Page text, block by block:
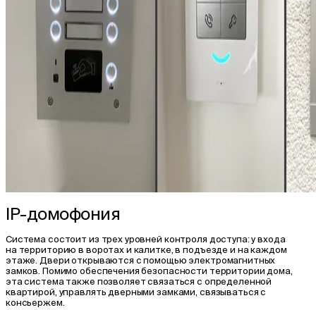
IP-домофония
Система состоит из трех уровней контроля доступа: у входа
на территорию в воротах и калитке, в подъезде и на каждом
этаже. Двери открываются с помощью электромагнитных
замков. Помимо обеспечения безопасности территории дома,
эта система также позволяет связаться с определенной
квартирой, управлять дверными замками, связываться с
консьержем.